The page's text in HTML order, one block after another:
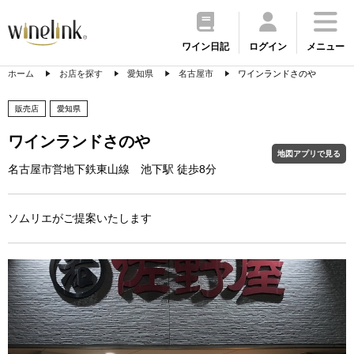
ワイン日記 ログイン メニュー
ホーム お店を探す 愛知県 名古屋市 ワインランドさのや
販売店 愛知県
ワインランドさのや
名古屋市営地下鉄東山線 池下駅 徒歩8分
地図アプリで見る
ソムリエがご提案いたします